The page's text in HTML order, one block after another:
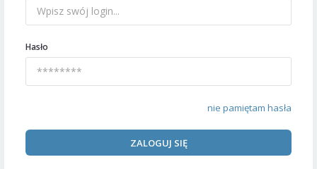
Hasło
nie pamiętam hasła
ZALOGUJ SIĘ